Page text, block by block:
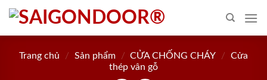
Skip
content
Trang chủ / Sản phẩm / CỬA CHỐNG CHÁY /
Cửa
thép vân gỗ